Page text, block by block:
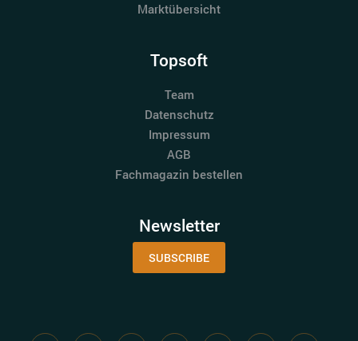
Marktübersicht
Topsoft
Team
Datenschutz
Impressum
AGB
Fachmagazin bestellen
Newsletter
SUBSCRIBE